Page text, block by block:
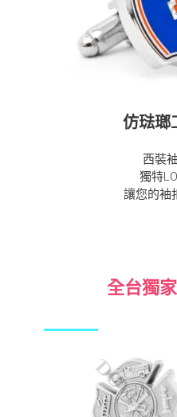
仿琺瑯
西裝
獨特
讓您的袖
全台獨